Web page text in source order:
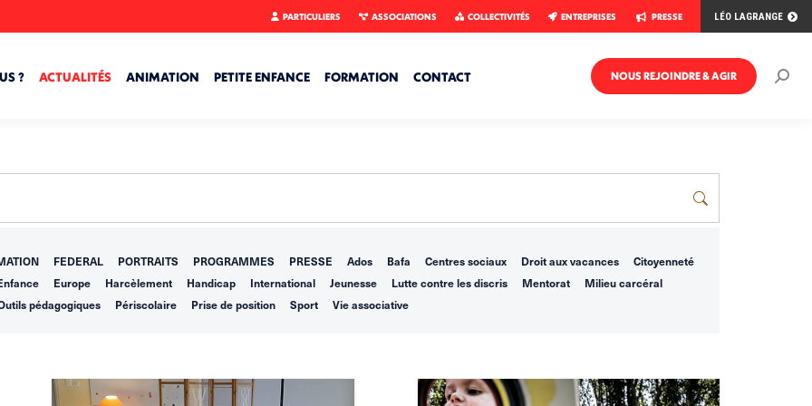
PARTICULIERS ASSOCIATIONS COLLECTIVITÉS ENTREPRISES PRESSE LÉO LAGRANGE
? ACTUALITÉS ANIMATION PETITE ENFANCE FORMATION CONTACT NOUS REJOINDRE & AGIR
FEDERAL PORTRAITS PROGRAMMES PRESSE Ados Bafa Centres sociaux Droit aux vacances
Citoyenneté
Europe Harcèlement Handicap International Jeunesse Lutte contre les discris Mentorat
Milieu carcéral
pédagogiques
Périscolaire Prise de position Sport Vie associative